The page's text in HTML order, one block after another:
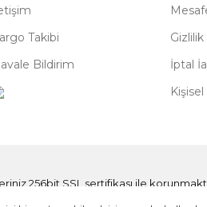
Takibi
Bildirim
İptal
256bit SSL sertifikası ile